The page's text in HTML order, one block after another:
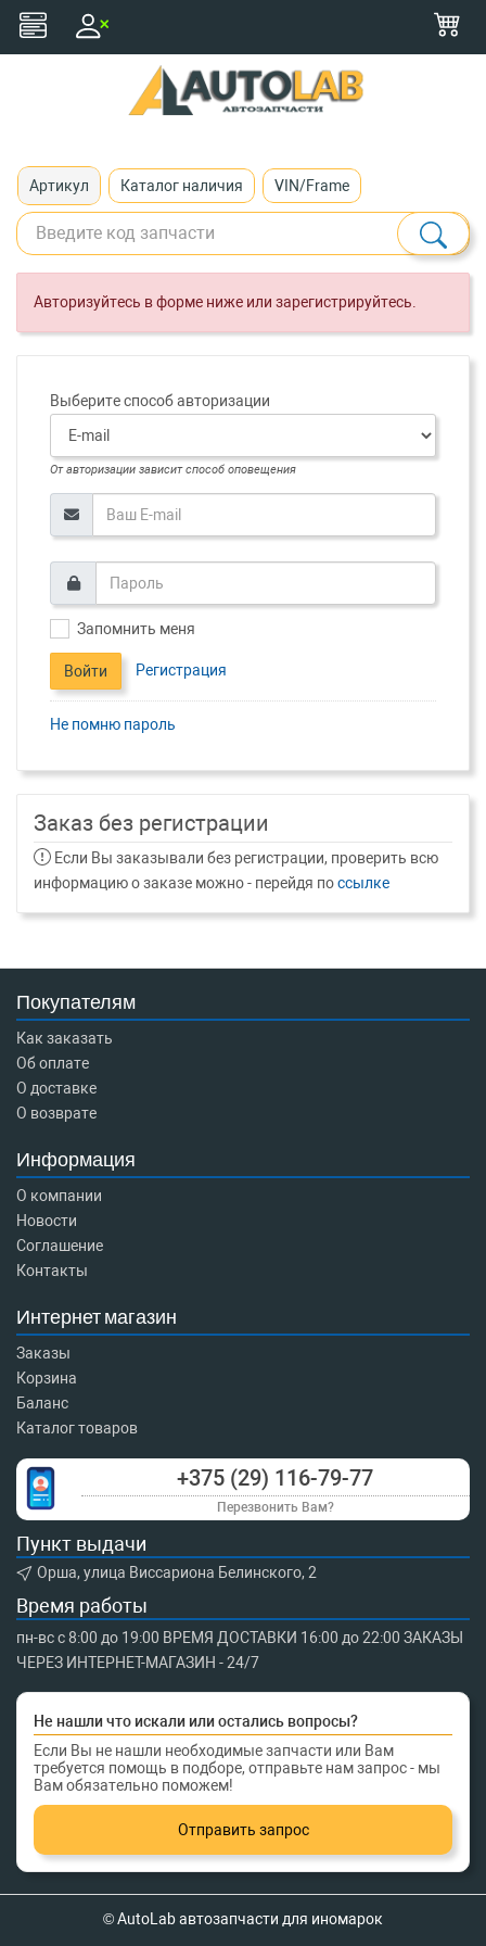
Артикул Каталог наличия VIN/Frame
Авторизуйтесь в форме ниже или зарегистрируйтесь.
Выберите способ авторизации
От авторизации зависит способ оповещения
Запомнить меня
Войти Регистрация
Не помню пароль
Заказ без регистрации
Если Вы заказывали без регистрации, проверить всю
информацию о заказе можно - перейдя поссылке
Покупателям
Как заказать
Об оплате
О доставке
О возврате
Информация
О компании
Новости
Соглашение
Контакты
Интернет магазин
Заказы
Корзина
Баланс
Каталог товаров
+375 (29) 116-79-77
Перезвонить Вам?
Пункт выдачи
Орша, улица Виссариона Белинского, 2
Время работы
пн-вс с 8:00 до 19:00 ВРЕМЯ ДОСТАВКИ 16:00 до 22:00 ЗАКАЗЫ
ЧЕРЕЗ ИНТЕРНЕТ-МАГАЗИН - 24/7
Не нашли что искали или остались вопросы?
Если Вы не нашли необходимые запчасти или Вам
требуется помощь в подборе, отправьте нам запрос - мы
Вам обязательно поможем!
Отправить запрос
© AutoLab автозапчасти для иномарок